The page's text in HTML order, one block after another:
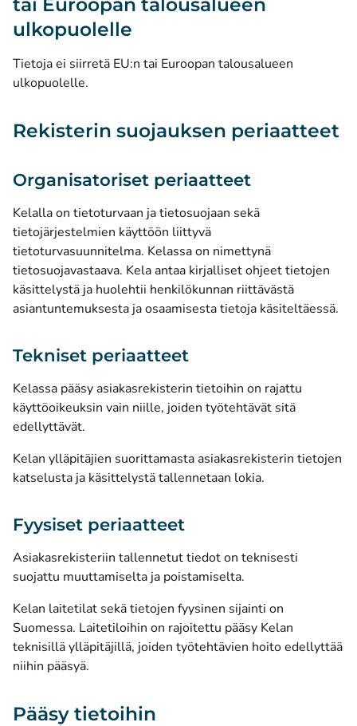
ulkopuolelle
Tietoja ei siirretä EU:n tai Euroopan talousalueen
ulkopuolelle.
Rekisterin suojauksen periaatteet
Organisatoriset periaatteet
Kelalla on tietoturvaan ja tietosuojaan sekä
tietojärjestelmien käyttöön liittyvä
tietoturvasuunnitelma. Kelassa on nimettynä
tietosuojavastaava. Kela antaa kirjalliset ohjeet tietojen
käsittelystä ja huolehtii henkilökunnan riittävästä
asiantuntemuksesta ja osaamisesta tietoja käsiteltäessä.
Tekniset periaatteet
Kelassa pääsy asiakasrekisterin tietoihin on rajattu
käyttöoikeuksin vain niille, joiden työtehtävät sitä
edellyttävät.
Kelan ylläpitäjien suorittamasta asiakasrekisterin tietojen
katselusta ja käsittelystä tallennetaan lokia.
Fyysiset periaatteet
Asiakasrekisteriin tallennetut tiedot on teknisesti
suojattu muuttamiselta ja poistamiselta.
Kelan laitetilat sekä tietojen fyysinen sijainti on
Suomessa. Laitetiloihin on rajoitettu pääsy Kelan
teknisillä ylläpitäjillä, joiden työtehtävien hoito edellyttää
niihin pääsyä.
Pääsy tietoihin